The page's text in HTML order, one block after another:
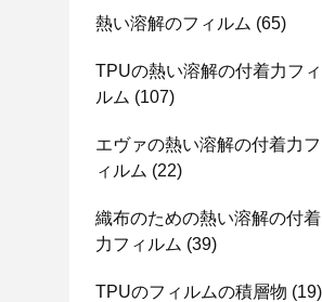
熱い溶解のフィルム (65)
TPUの熱い溶解の付着力フィ
ルム (107)
エヴァの熱い溶解の付着力フ
ィルム (22)
織布のための熱い溶解の付着
力フィルム (39)
TPUのフィルムの積層物 (19)